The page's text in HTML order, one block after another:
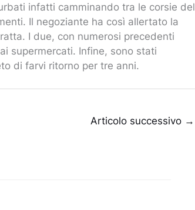
infatti camminando tra le corsie del
Il negoziante ha così allertato la
I due, con numerosi precedenti
supermercati. Infine, sono stati
di farvi ritorno per tre anni.
Articolo successivo →